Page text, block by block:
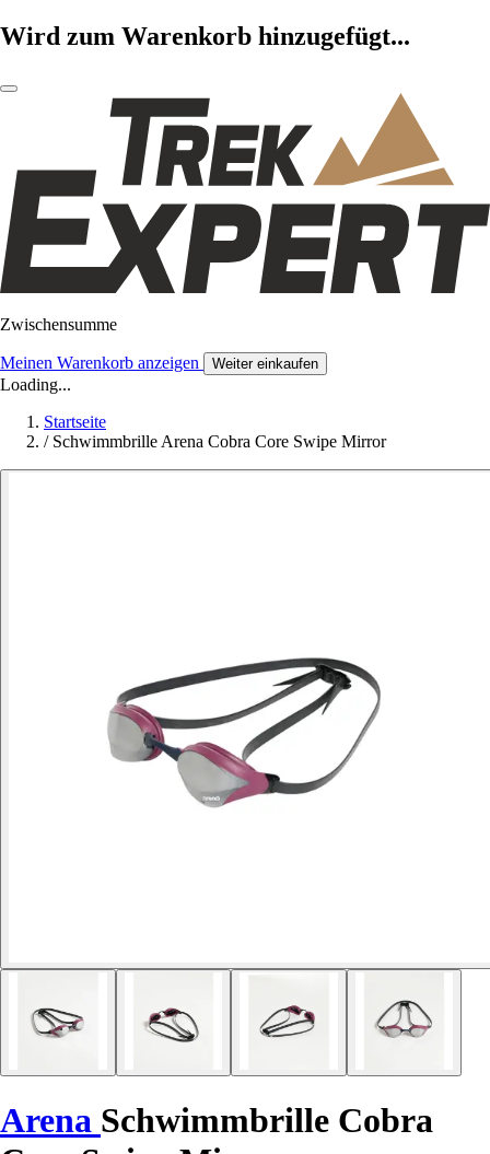
Wird zum Warenkorb hinzugefügt...
Zwischensumme
Meinen Warenkorb anzeigen Weiter einkaufen
Loading...
Startseite
/ Schwimmbrille Arena Cobra Core Swipe Mirror
Arena Schwimmbrille Cobra